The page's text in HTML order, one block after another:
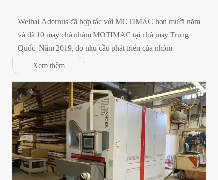
Weihai Adornus đã hợp tác với MOTIMAC hơn mười năm
và đã 10 máy chà nhám MOTIMAC tại nhà máy Trung
Quốc. Năm 2019, do nhu cầu phát triển của nhóm
Xem thêm